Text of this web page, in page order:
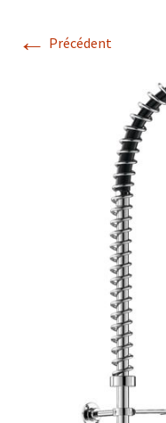
← Précédent